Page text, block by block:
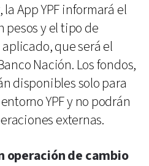
App YPF informará el
y el tipo de
que será el
Nación. Los fondos,
disponibles solo para
YPF y no podrán
externas.
operación de cambio